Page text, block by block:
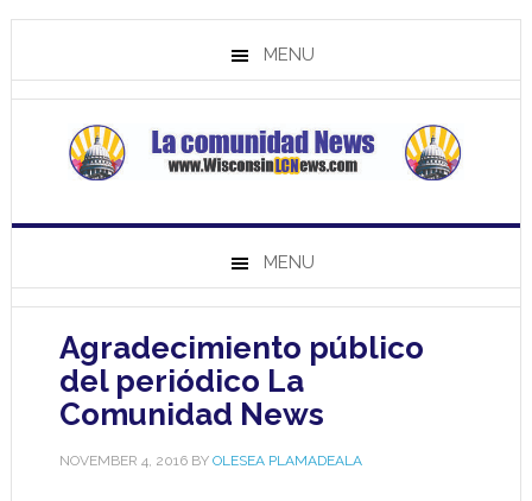
MENU
MENU
Agradecimiento público
del periódico La
Comunidad News
NOVEMBER 4, 2016BY OLESEA PLAMADEALA